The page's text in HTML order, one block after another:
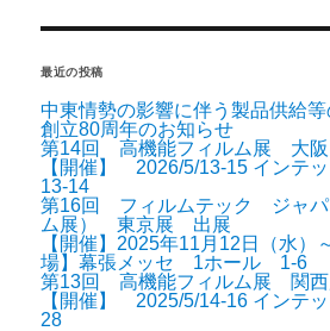
展
イ
ン
テ
ッ
ク
大
阪
2
号
館
Ｋ
13-
14
最近の投稿
中東情勢の影響に伴う製品供給
創立80周年のお知らせ
第14回 高機能フィルム展 大
【開催】 2026/5/13-15 インテ
13-14
第16回 フィルムテック ジャパ
ム展） 東京展 出展
【開催】2025年11月12日（水）
場】幕張メッセ 1ホール 1-6
第13回 高機能フィルム展 関
【開催】 2025/5/14-16 インテ
28